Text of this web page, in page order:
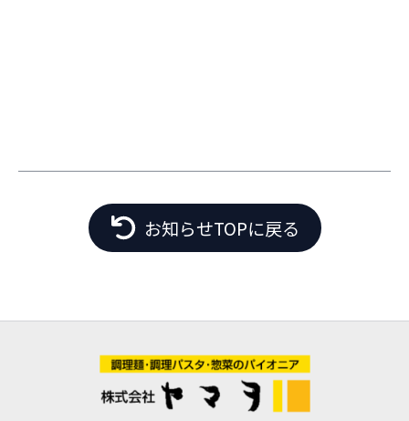
お知らせTOPに戻る